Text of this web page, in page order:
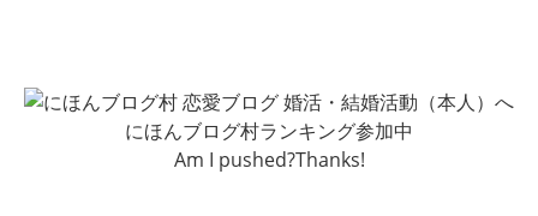
にほんブログ村ランキング参加中
Am I pushed?Thanks!